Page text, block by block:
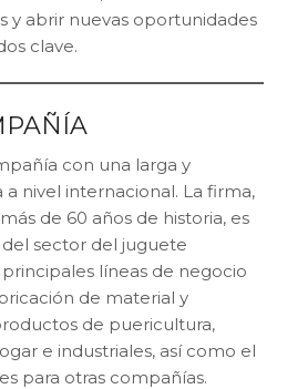
y abrir nuevas oportunidades
clave.
con una larga y
nivel internacional. La firma,
de 60 años de historia, es
sector del juguete
principales líneas de negocio
de material y
de puericultura,
e industriales, así como el
para otras compañías.